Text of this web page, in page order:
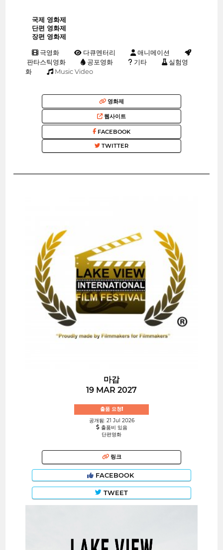
국제 영화제
단편 영화제
장편 영화제
극영화 다큐멘터리
애니메이션
판타스틱영화
공포영화 기타
실험영
화
Music Video
영화제
웹사이트
FACEBOOK
TWITTER
마감
19 MAR 2027
출품 요청!
공개됨: 21 Jul 2026
출품비 있음
단편영화
링크
FACEBOOK
TWEET